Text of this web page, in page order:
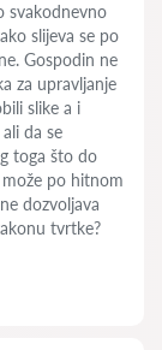
svakodnevno
slijeva se po
Gospodin ne
za upravljanje
slike a i
da se
toga što do
po hitnom
dozvoljava
tvrtke?